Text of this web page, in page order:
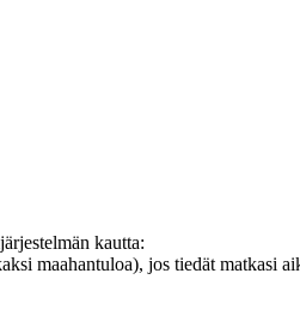
kautta:
maahantuloa), jos tiedät matkasi